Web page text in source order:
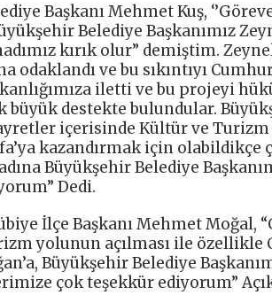
Başkanı Mehmet Kuş,
Belediye Başkanımız
kırık olur” demiştim.
odaklandı ve bu sıkıntıyı
iletti ve bu projeyi
büyük destekte bulundular.
içerisinde Kültür ve Turizm
kazandırmak için olabildikçe
Büyükşehir Belediye
Dedi.
İlçe Başkanı Mehmet Moğal,
yolunun açılması ile özellikle
Büyükşehir Belediye
çok teşekkür ediyorum”